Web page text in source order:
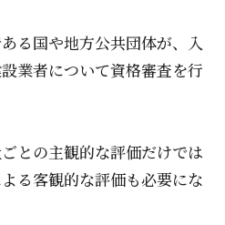
る国や地方公共団体が、入
業者について資格審査を行
との主観的な評価だけでは
る客観的な評価も必要にな